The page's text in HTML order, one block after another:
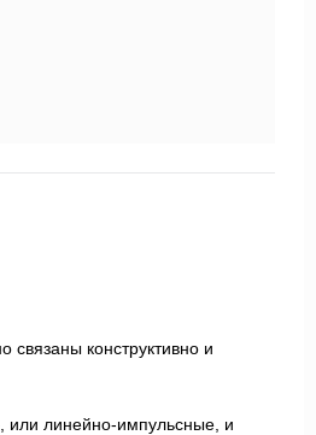
конструктивно и
или линейно-импульсные, и